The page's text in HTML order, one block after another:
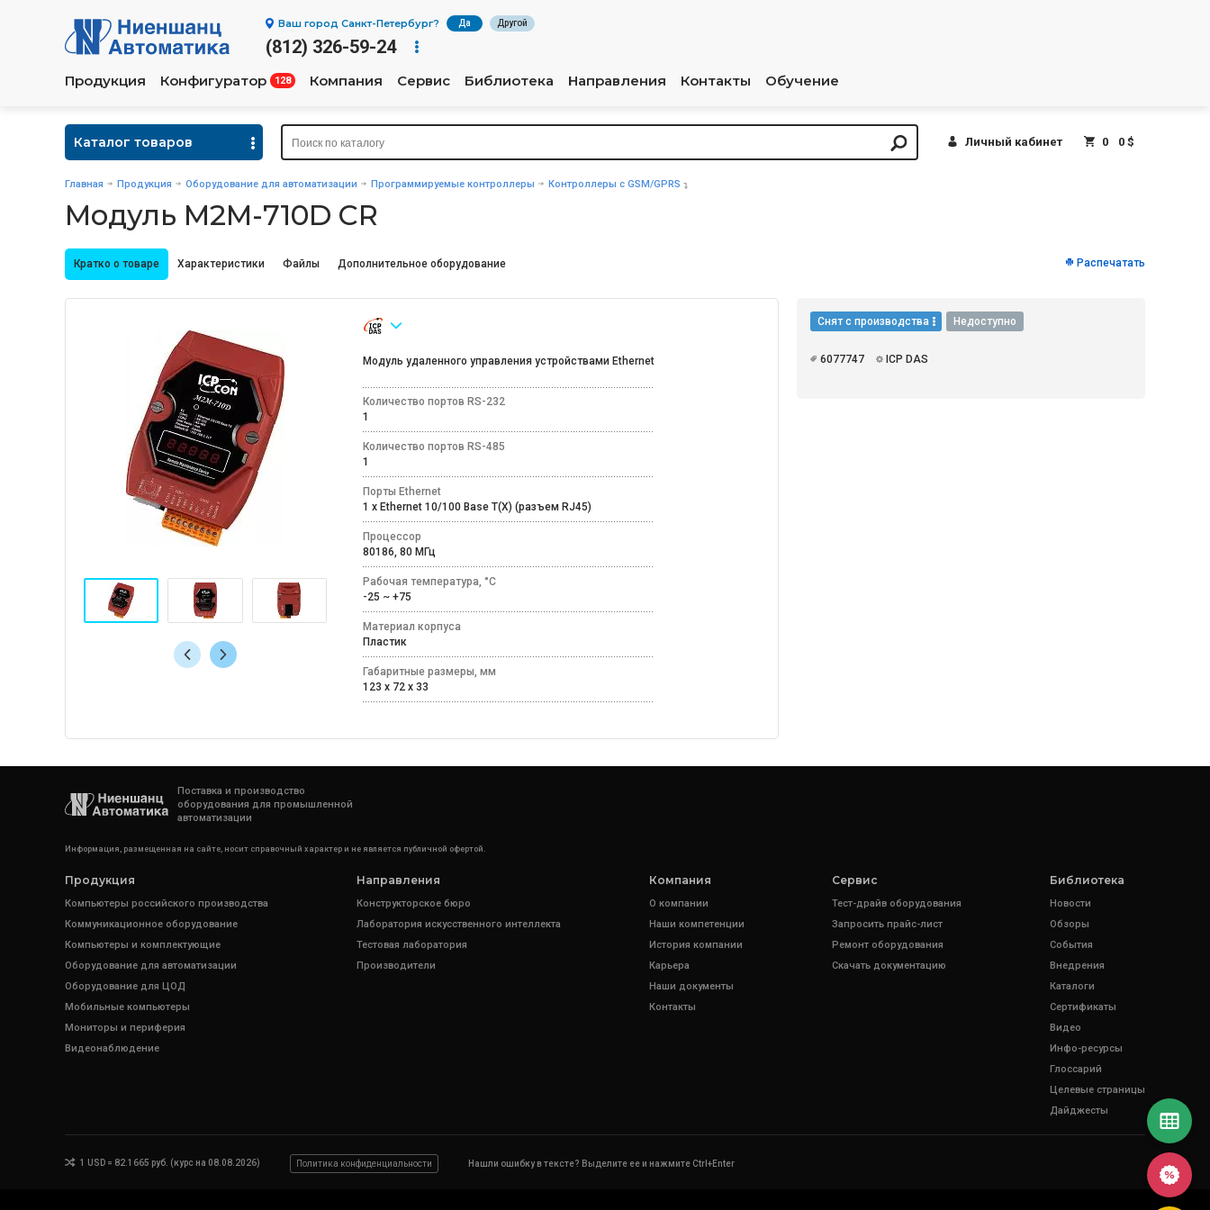
Ваш город Санкт-Петербург? Да Другой
(812) 326-59-24
Продукция Конфигуратор 128 Компания Сервис Библиотека Направления Контакты Обучение
Каталог товаров Личный кабинет 0 0 $
Главная Продукция Оборудование для автоматизации Программируемые контроллеры Контроллеры с GSM/GPRS
Модуль M2M-710D CR
Кратко о товаре Характеристики Файлы Дополнительное оборудование Распечатать
Снят с производства Недоступно
6077747 ICP DAS
Модуль удаленного управления устройствами Ethernet
Количество портов RS-232
1
Количество портов RS-485
1
Порты Ethernet
1 x Ethernet 10/100 Base T(X) (разъем RJ45)
Процессор
80186, 80 МГц
Рабочая температура, °C
-25 ~ +75
Материал корпуса
Пластик
Габаритные размеры, мм
123 x 72 x 33
Поставка и производство
оборудования для промышленной
автоматизации
Информация, размещенная на сайте, носит справочный характер и не является публичной офертой.
Продукция
Компьютеры российского производства
Коммуникационное оборудование
Компьютеры и комплектующие
Оборудование для автоматизации
Оборудование для ЦОД
Мобильные компьютеры
Мониторы и периферия
Видеонаблюдение
Направления
Конструкторское бюро
Лаборатория искусственного интеллекта
Тестовая лаборатория
Производители
Компания
О компании
Наши компетенции
История компании
Карьера
Наши документы
Контакты
Сервис
Тест-драйв оборудования
Запросить прайс-лист
Ремонт оборудования
Скачать документацию
Библиотека
Новости
Обзоры
События
Внедрения
Каталоги
Сертификаты
Видео
Инфо-ресурсы
Глоссарий
Целевые страницы
Дайджесты
1 USD = 82.1665 руб. (курс на 08.08.2026) Политика конфиденциальности Нашли ошибку в тексте? Выделите ее и нажмите Ctrl+Enter